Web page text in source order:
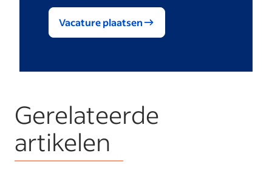
Vacature plaatsen
Gerelateerde
artikelen